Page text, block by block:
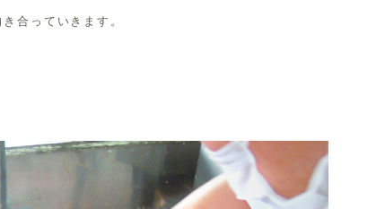
合っていきます。